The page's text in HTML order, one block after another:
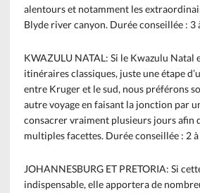
alentours et notamment les
Blyde river canyon. Durée conseillée : 3
KWAZULU NATAL: Si le Kwazulu Natal
itinéraires classiques, juste une étape
entre Kruger et le sud, nous préférons
autre voyage en faisant la jonction par
consacrer vraiment plusieurs jours afin
multiples facettes. Durée conseillée : 2
JOHANNESBURG ET PRETORIA: Si
indispensable, elle apportera de